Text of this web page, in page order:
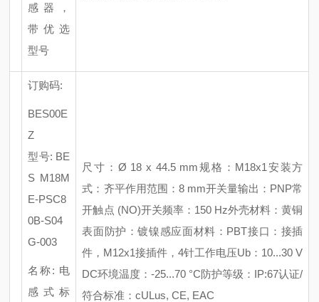
感器，
带优选
型号
订购码:
BES00E
Z
型号: BE
S M18M
E-PSC8
0B-S04
G-003
名称: 电
感式标
尺寸： Ø 18 x 44.5 mm规格： M18x1 安装方
式：齐平作用范围： 8 mm开关量输出： PNP常
开触点 (NO)开关频率： 150 Hz外壳材料：黄铜
表面防护：镀镍感应面材料： PBT接口：接插
件， M12x1接插件，4针工作电压Ub：10...30 V
DC环境温度：-25...70 °C防护等级： IP:67认证/
符合标准：cULus, CE, EAC